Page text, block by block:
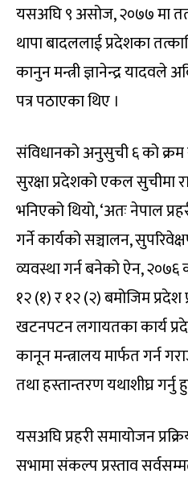
यसअघि ९ असोज, २०७७ मा
थापा बादललाई प्रदेशका
कानुन मन्त्री ज्ञानेन्द्र यादवले
पत्र पठाएका थिए ।
संविधानको अनुसुची ६ को क्रम
सुरक्षा प्रदेशको एकल सुचीमा
भनिएको थियो, ‘अतः नेपाल
गर्ने कार्यको सञ्चालन,
व्यवस्था गर्न बनेको ऐन, २०७६
१२ (१) र १२ (२) बमोजिम प्रदेश
खटनपटन लगायतका कार्य
कानून मन्त्रालय मार्फत गर्न
तथा हस्तान्तरण यथाशीघ्र गर्नु
यसअघि प्रहरी समायोजन
सभामा संकल्प प्रस्ताव